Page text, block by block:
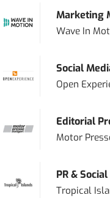
Marketing
Wave In
Social
Open
Editorial
Motor
PR &
Tropical